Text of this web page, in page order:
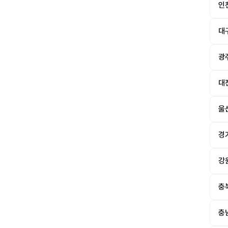
인
대
광
대
울
경
강
충
충